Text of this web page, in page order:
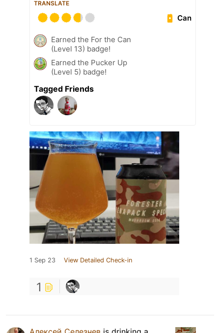
TRANSLATE
Can
Earned the For the Can
(Level 13) badge!
Earned the Pucker Up
(Level 5) badge!
Tagged Friends
1 Sep 23 View Detailed Check-in
1